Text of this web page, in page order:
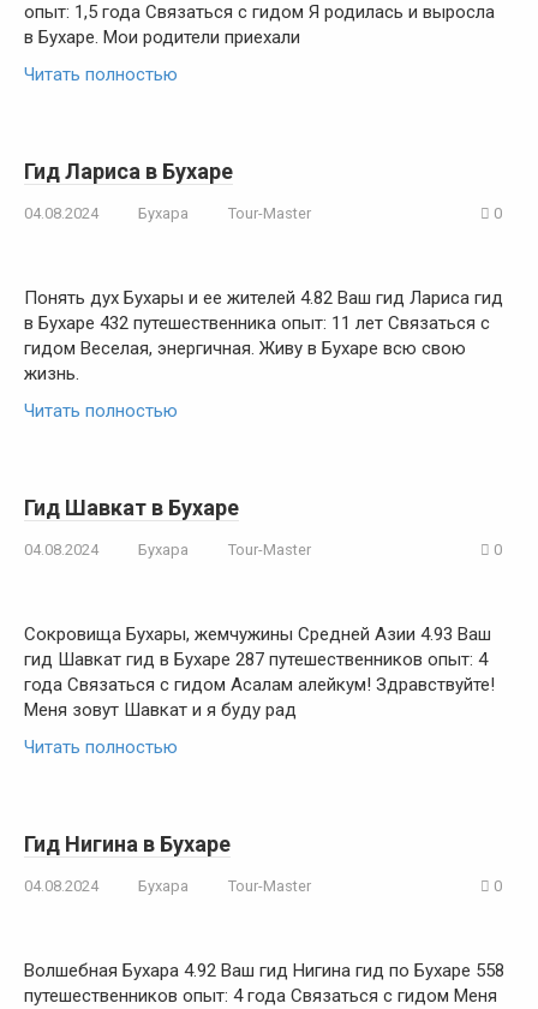
опыт: 1,5 года Связаться с гидом Я родилась и выросла
в Бухаре. Мои родители приехали
Читать полностью
Гид Лариса в Бухаре
04.08.2024 Бухара Tour-Master 0
Понять дух Бухары и ее жителей 4.82 Ваш гид Лариса гид
в Бухаре 432 путешественника опыт: 11 лет Связаться с
гидом Веселая, энергичная. Живу в Бухаре всю свою
жизнь.
Читать полностью
Гид Шавкат в Бухаре
04.08.2024 Бухара Tour-Master 0
Сокровища Бухары, жемчужины Средней Азии 4.93 Ваш
гид Шавкат гид в Бухаре 287 путешественников опыт: 4
года Связаться с гидом Асалам алейкум! Здравствуйте!
Меня зовут Шавкат и я буду рад
Читать полностью
Гид Нигина в Бухаре
04.08.2024 Бухара Tour-Master 0
Волшебная Бухара 4.92 Ваш гид Нигина гид по Бухаре 558
путешественников опыт: 4 года Связаться с гидом Меня